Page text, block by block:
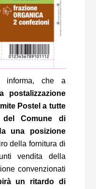
informa, che a
la postalizzazione
Postel a tutte
del Comune di
una posizione
della fornitura di
vendita della
convenzionati
un ritardo di